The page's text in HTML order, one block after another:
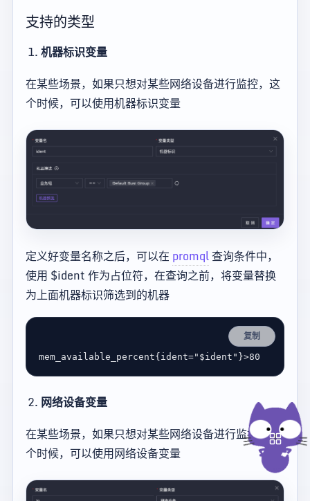
支持的类型
机器标识变量
在某些场景，如果只想对某些网络设备进行监控，这
个时候，可以使用机器标识变量
定义好变量名称之后，可以在 promql查询条件中，
使用 $ident 作为占位符，在查询之前，将变量替换
为上面机器标识筛选到的机器
复制
网络设备变量
在某些场景，如果只想对某些网络设备进行监控，这
个时候，可以使用网络设备变量